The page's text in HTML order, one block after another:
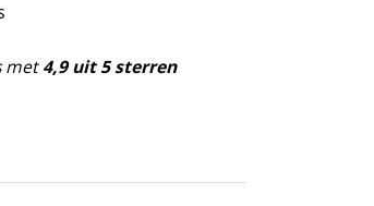
met4,9 uit 5 sterren